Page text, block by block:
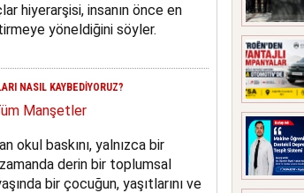
hiyerarşisi, insanın önce en
yöneldiğini söyler.
NASIL KAYBEDİYORUZ?
Manşetler
okul baskını, yalnızca bir
derin bir toplumsal
bir çocuğun, yaşıtlarını ve